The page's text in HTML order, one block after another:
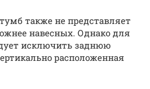
также не представляет
навесных. Однако для
исключить заднюю
расположенная